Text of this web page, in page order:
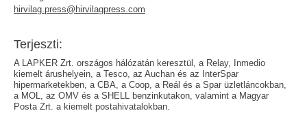
hirvilag.press@hirvilagpress.com
Terjeszti:
A LAPKER Zrt. országos hálózatán keresztül, a Relay, Inmedio
kiemelt árushelyein, a Tesco, az Auchan és az InterSpar
hipermarketekben, a CBA, a Coop, a Reál és a Spar üzletláncokban,
a MOL, az OMV és a SHELL benzinkutakon, valamint a Magyar
Posta Zrt. a kiemelt postahivatalokban.